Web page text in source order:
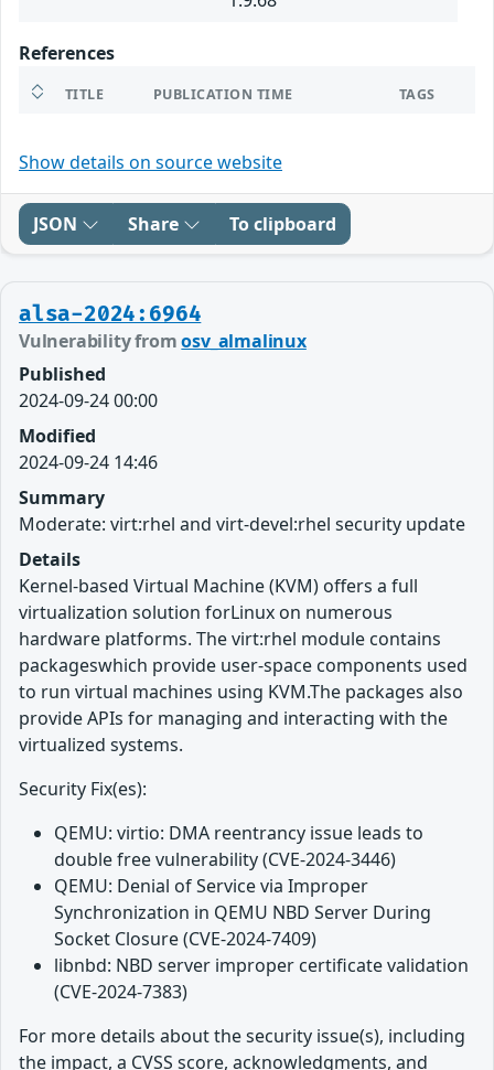
References
TITLE PUBLICATION TIME TAGS
Show details on source website
JSON Share To clipboard
alsa-2024:6964
Vulnerability fromosv_almalinux
Published
2024-09-24 00:00
Modified
2024-09-24 14:46
Summary
Moderate: virt:rhel and virt-devel:rhel security update
Details
Kernel-based Virtual Machine (KVM) offers a full
virtualization solution forLinux on numerous
hardware platforms. The virt:rhel module contains
packageswhich provide user-space components used
to run virtual machines using KVM.The packages also
provide APIs for managing and interacting with the
virtualized systems.
Security Fix(es):
QEMU: virtio: DMA reentrancy issue leads to
double free vulnerability (CVE-2024-3446)
QEMU: Denial of Service via Improper
Synchronization in QEMU NBD Server During
Socket Closure (CVE-2024-7409)
libnbd: NBD server improper certificate validation
(CVE-2024-7383)
For more details about the security issue(s), including
the impact, a CVSS score, acknowledgments, and